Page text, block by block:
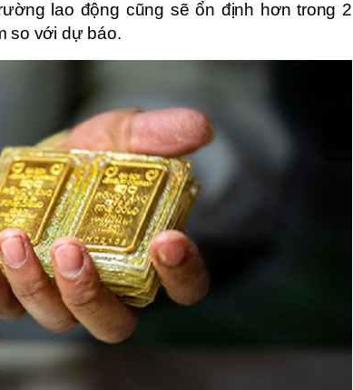
lao động cũng sẽ ổn định hơn trong 2
so với dự báo.